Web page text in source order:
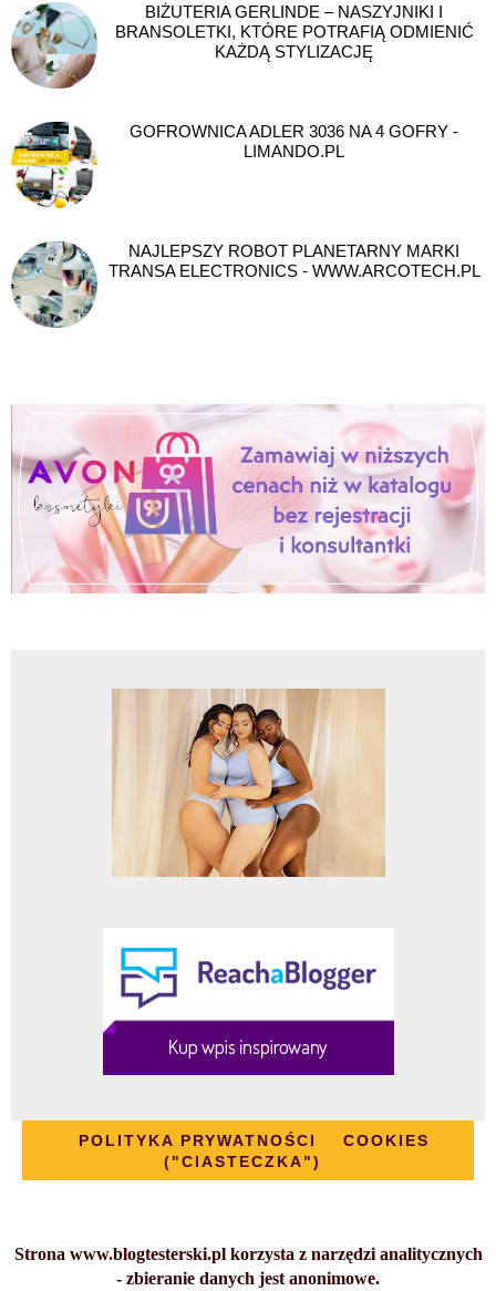
BIŻUTERIA GERLINDE – NASZYJNIKI I
BRANSOLETKI, KTÓRE POTRAFIĄ ODMIENIĆ
KAŻDĄ STYLIZACJĘ
GOFROWNICA ADLER 3036 NA 4 GOFRY -
LIMANDO.PL
NAJLEPSZY ROBOT PLANETARNY MARKI
TRANSA ELECTRONICS - WWW.ARCOTECH.PL
POLITYKA PRYWATNOŚCI
COOKIES
("CIASTECZKA")
Strona www.blogtesterski.pl korzysta z narzędzi analitycznych
- zbieranie danych jest anonimowe.